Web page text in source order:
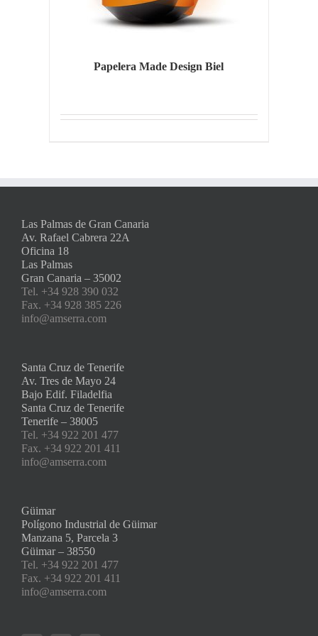
Papelera Made Design Biel
Las Palmas de Gran Canaria
Av. Rafael Cabrera 22A
Oficina 18
Las Palmas
Gran Canaria – 35002
Tel. +34 928 390 032
Fax. +34 928 385 226
info@amserra.com
Santa Cruz de Tenerife
Av. Tres de Mayo 24
Bajo Edif. Filadelfia
Santa Cruz de Tenerife
Tenerife – 38005
Tel. +34 922 201 477
Fax. +34 922 201 411
info@amserra.com
Güimar
Polígono Industrial de Güimar
Manzana 5, Parcela 3
Güimar – 38550
Tel. +34 922 201 477
Fax. +34 922 201 411
info@amserra.com